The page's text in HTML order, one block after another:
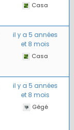
Casa
il y a 5 années
et 8 mois
Casa
il y a 5 années
et 8 mois
Gégé